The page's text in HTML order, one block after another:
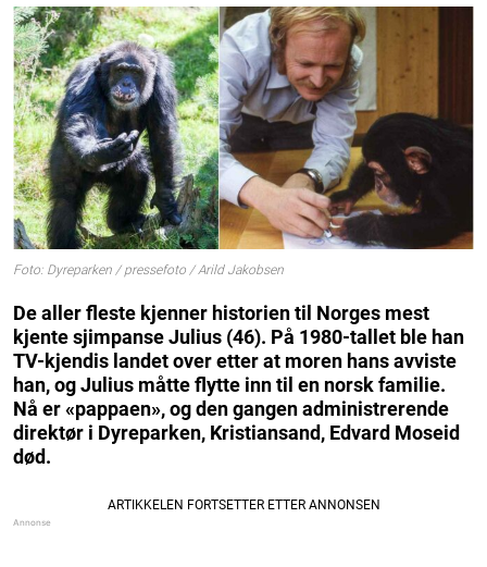
Foto: Dyreparken / pressefoto / Arild Jakobsen
De aller fleste kjenner historien til Norges mest
kjente sjimpanse Julius (46). På 1980-tallet ble han
TV-kjendis landet over etter at moren hans avviste
han, og Julius måtte flytte inn til en norsk familie.
Nå er «pappaen», og den gangen administrerende
direktør i Dyreparken, Kristiansand, Edvard Moseid
død.